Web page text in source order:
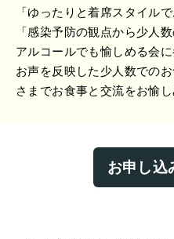
「ゆったりと着席スタイル
「感染予防の観点から少人
アルコールでも愉しめる会
お声を反映した少人数での
さまでお食事と交流をお愉
お申し込